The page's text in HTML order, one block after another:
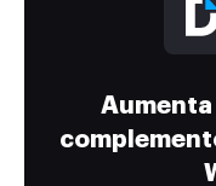
Aumenta